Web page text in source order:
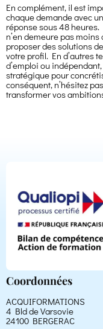
En complément, il est
chaque demande avec
réponse sous 48
n’en demeure pas
proposer des solutions
votre profil. En d’autres
d’emploi ou
stratégique pour
conséquent, n’hésitez
transformer vos
Coordonnées
ACQUIFORMATIONS
4 Bld de Varsovie
24100 BERGERAC